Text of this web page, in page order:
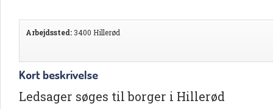
Arbejdssted: 3400 Hillerød
Kort beskrivelse
Ledsager søges til borger i Hillerød